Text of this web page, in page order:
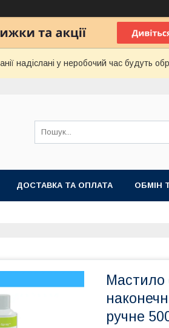
надіслані у неробочий час будуть
ДОСТАВКА ТА ОПЛАТА ОБМІН
Мастило
ручне